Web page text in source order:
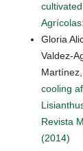
Gloria
Valdez-
cooling
Revista
(2014)